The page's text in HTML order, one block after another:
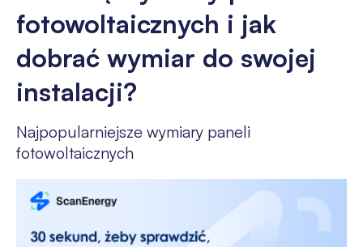
fotowoltaicznych i jak
dobrać wymiar do swojej
instalacji?
Najpopularniejsze wymiary paneli
fotowoltaicznych